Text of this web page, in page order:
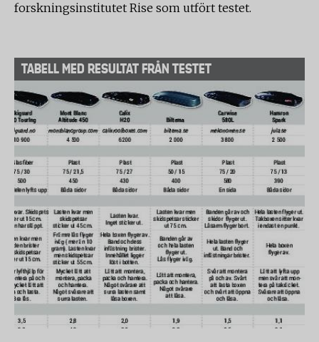
forskningsinstitutet Rise som utfört testet.
TABELL MED RESULTAT FRÅN TESTET